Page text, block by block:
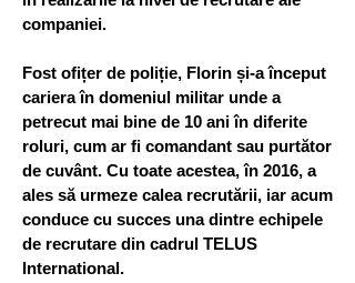
companiei.
Fost ofițer de poliție, Florin și-a început
cariera în domeniul militar unde a
petrecut mai bine de 10 ani în diferite
roluri, cum ar fi comandant sau purtător
de cuvânt. Cu toate acestea, în 2016, a
ales să urmeze calea recrutării, iar acum
conduce cu succes una dintre echipele
de recrutare din cadrul TELUS
International.